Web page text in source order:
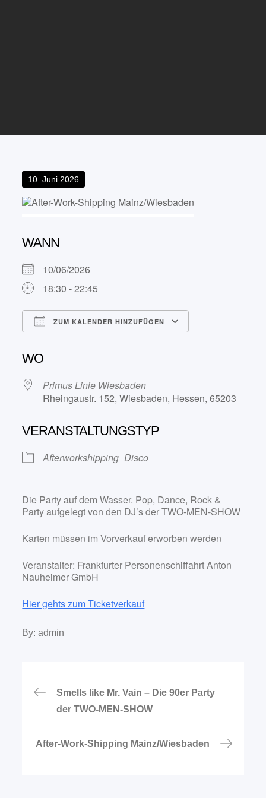
Posted
on
10. Juni 2026
WANN
10/06/2026
18:30 - 22:45
ZUM KALENDER HINZUFÜGEN
WO
Primus Linie Wiesbaden
Rheingaustr. 152, Wiesbaden, Hessen, 65203
VERANSTALTUNGSTYP
Afterworkshipping Disco
Die Party auf dem Wasser. Pop, Dance, Rock &
Party aufgelegt von den DJ’s der TWO-MEN-SHOW
Karten müssen im Vorverkauf erworben werden
Veranstalter: Frankfurter Personenschiffahrt Anton
Nauheimer GmbH
Hier gehts zum Ticketverkauf
By:admin
Beitragsnavigation
Smells like Mr. Vain – Die 90er Party
der TWO-MEN-SHOW
After-Work-Shipping Mainz/Wiesbaden